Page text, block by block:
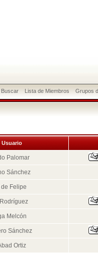
Buscar Lista de Miembros Grupos
Usuario
Palomar
Sánchez
de Felipe
Melcón
Sánchez
Ortiz